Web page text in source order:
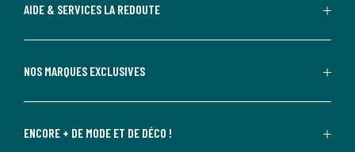
AIDE & SERVICES LA REDOUTE
NOS MARQUES EXCLUSIVES
ENCORE + DE MODE ET DE DÉCO !